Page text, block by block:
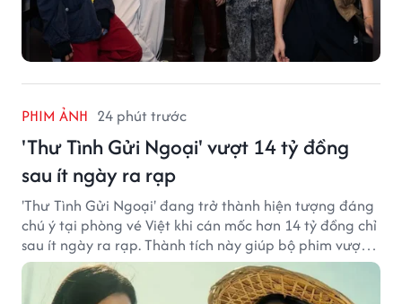
PHIM ẢNH 24 phút trước
'Thư Tình Gửi Ngoại' vượt 14 tỷ đồng
sau ít ngày ra rạp
'Thư Tình Gửi Ngoại' đang trở thành hiện tượng đáng
chú ý tại phòng vé Việt khi cán mốc hơn 14 tỷ đồng chỉ
sau ít ngày ra rạp. Thành tích này giúp bộ phim vượt
kỳ vọng ban đầu và duy trì sức hút giữa cuộc cạnh
tranh của nhiều tác phẩm lớn.